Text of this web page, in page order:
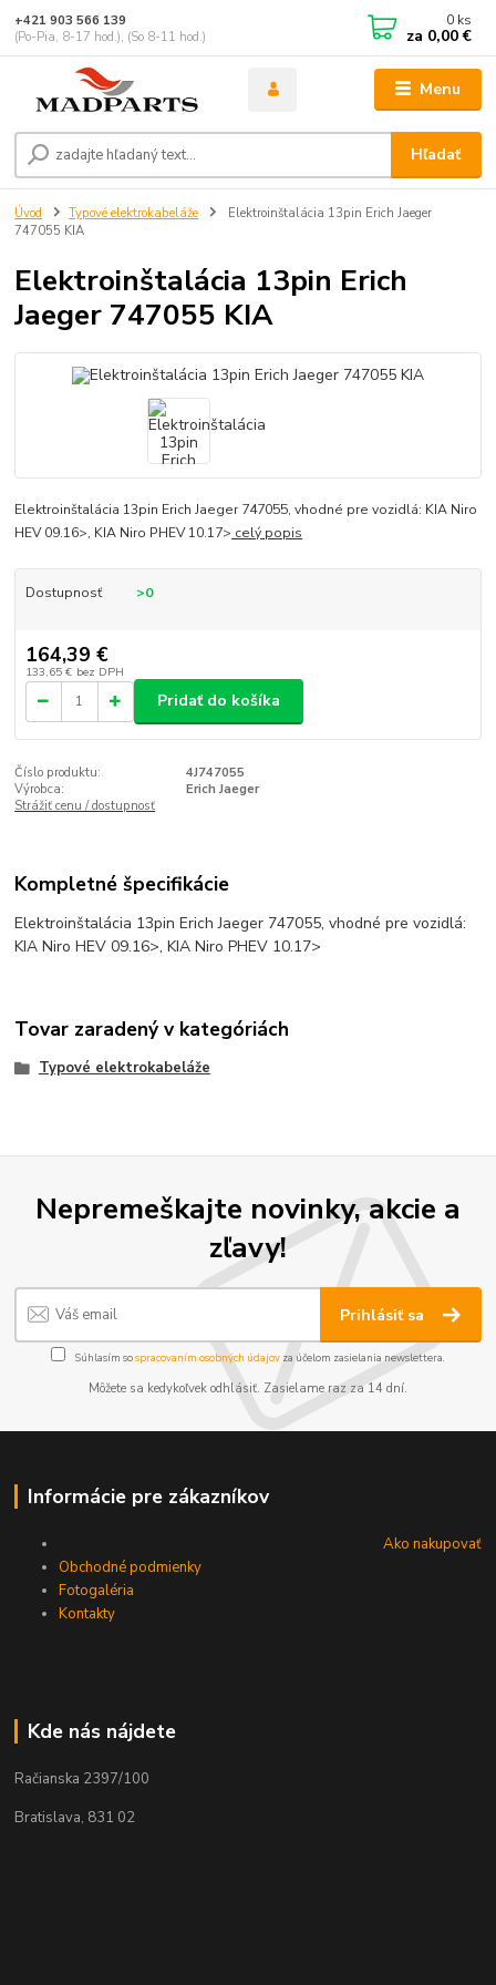
Menu
Hľadať
+421 903 566 139
(Po-Pia, 8-17 hod.), (So 8-11 hod.)
0 ks
za 0,00 €
Úvod Typové elektrokabeláže
Elektroinštalácia 13pin Erich Jaeger
747055 KIA
Elektroinštalácia 13pin Erich
Jaeger 747055 KIA
Elektroinštalácia 13pin Erich Jaeger 747055, vhodné pre vozidlá: KIA Niro
HEV 09.16>, KIA Niro PHEV 10.17> celý popis
Dostupnosť >0
164,39 €
133,65 € bez DPH
Pridať do košíka
Číslo produktu:
4J747055
Výrobca:
Erich Jaeger
Strážiť cenu / dostupnosť
Kompletné špecifikácie
Elektroinštalácia 13pin Erich Jaeger 747055, vhodné pre vozidlá:
KIA Niro HEV 09.16>, KIA Niro PHEV 10.17>
Tovar zaradený v kategóriách
Typové elektrokabeláže
Nepremeškajte novinky, akcie a
zľavy!
Prihlásiť sa
Súhlasím sospracovaním osobných údajov za účelom zasielania newslettera.
Môžete sa kedykoľvek odhlásiť. Zasielame raz za 14 dní.
Informácie pre zákazníkov
Ako nakupovať
Obchodné podmienky
Fotogaléria
Kontakty
Kde nás nájdete
Račianska 2397/100
Bratislava, 831 02